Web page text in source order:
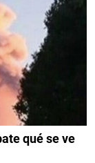
qué se ve